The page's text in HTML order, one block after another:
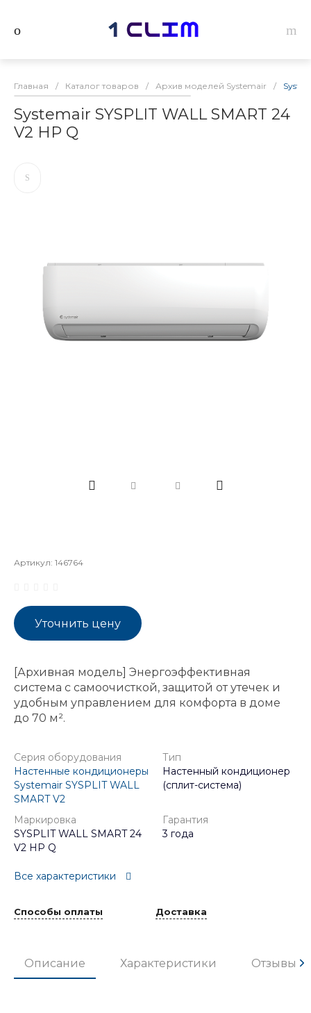
Главная / Каталог товаров / Архив моделей Systemair /
Systemair SYSPLIT WALL SMART 24
V2 HP Q
Артикул: 146764
Уточнить цену
[Архивная модель] Энергоэффективная
система с самоочисткой, защитой от утечек и
удобным управлением для комфорта в доме
до 70 м².
Серия оборудования
Настенные кондиционеры
Systemair SYSPLIT WALL
SMART V2
Тип
Настенный кондиционер
(сплит-система)
Маркировка
SYSPLIT WALL SMART 24
V2 HP Q
Гарантия
3 года
Все характеристики
Способы оплаты Доставка
Описание Характеристики Отзывы